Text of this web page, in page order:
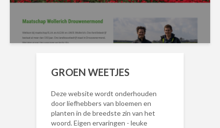
GROEN WEETJES
Deze website wordt onderhouden
door liefhebbers van bloemen en
planten in de breedste zin van het
woord. Eigen ervaringen - leuke